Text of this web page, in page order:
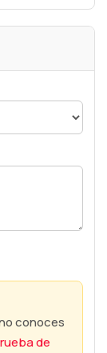
conoces
de